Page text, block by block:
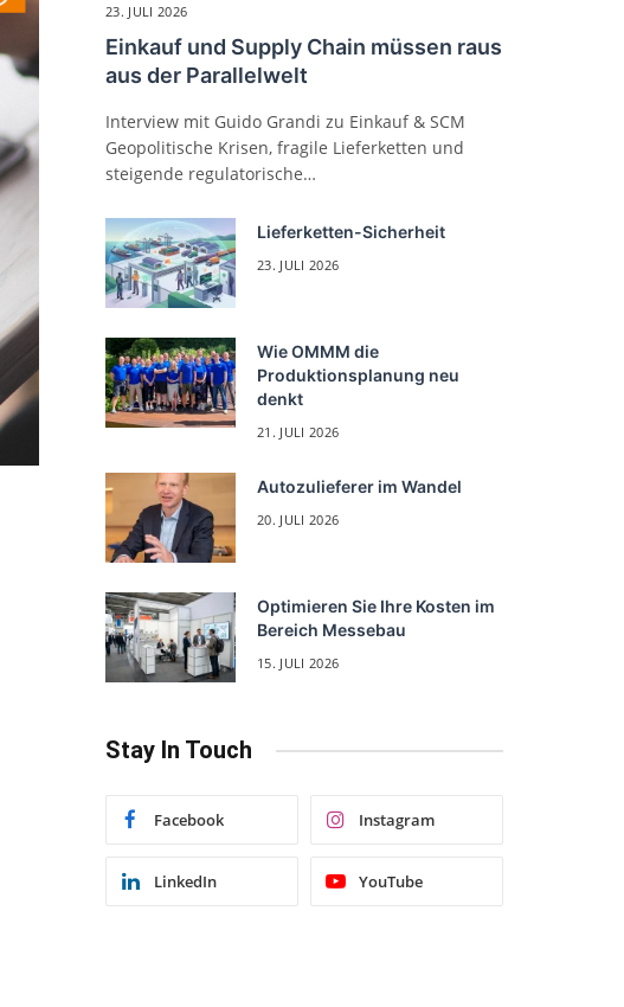
23. JULI 2026
Einkauf und Supply Chain müssen raus
aus der Parallelwelt
Interview mit Guido Grandi zu Einkauf & SCM
Geopolitische Krisen, fragile Lieferketten und
steigende regulatorische…
Lieferketten-Sicherheit
23. JULI 2026
Wie OMMM die
Produktionsplanung neu
denkt
21. JULI 2026
Autozulieferer im Wandel
20. JULI 2026
Optimieren Sie Ihre Kosten im
Bereich Messebau
15. JULI 2026
Stay In Touch
Facebook Instagram
LinkedIn YouTube